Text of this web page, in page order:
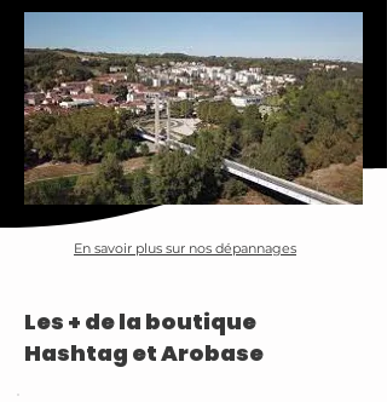
En savoir plus sur nos dépannages
Les + de la boutique
Hashtag et Arobase